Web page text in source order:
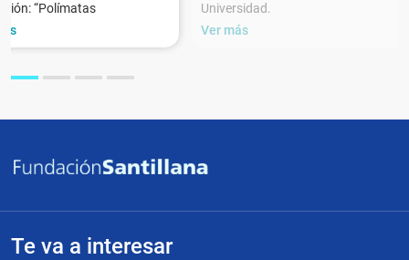
“Polímatas
Universidad.
Ver más
Te va a interesar